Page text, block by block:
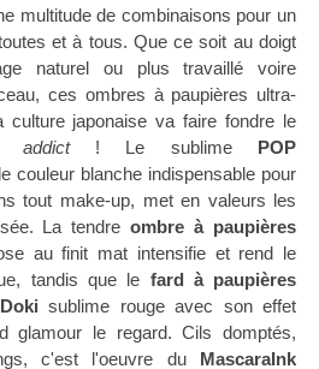
multitude de combinaisons pour un
et à tous. Que ce soit au doigt
naturel ou plus travaillé voire
ces ombres à paupières ultra-
culture japonaise va faire fondre le
addict! Le sublime POP
couleur blanche indispensable pour
tout make-up, met en valeurs les
La tendreombre à paupières
au finit mat intensifie et rend le
tandis que le fard à paupières
sublime rouge avec son effet
glamour le regard. Cils domptés,
c'est l'oeuvre du MascaraInk